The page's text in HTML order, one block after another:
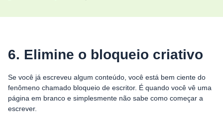
6. Elimine o bloqueio criativo
Se você já escreveu algum conteúdo, você está bem ciente do
fenômeno chamado bloqueio de escritor. É quando você vê uma
página em branco e simplesmente não sabe como começar a
escrever.